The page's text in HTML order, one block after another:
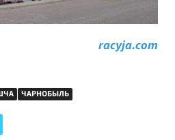
racyja.com
ЧАРНОБЫЛЬ